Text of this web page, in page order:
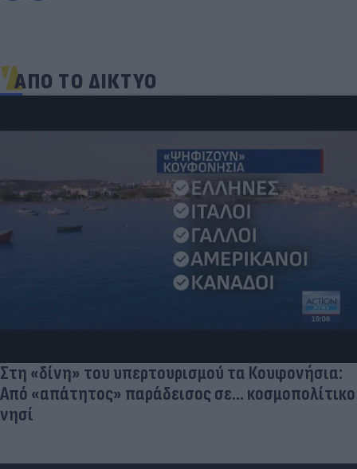
ΑΠΟ ΤΟ ΔΙΚΤΥΟ
Στη «δίνη» του υπερτουρισμού τα Κουφονήσια:
Από «απάτητος» παράδεισος σε... κοσμοπολίτικο
νησί